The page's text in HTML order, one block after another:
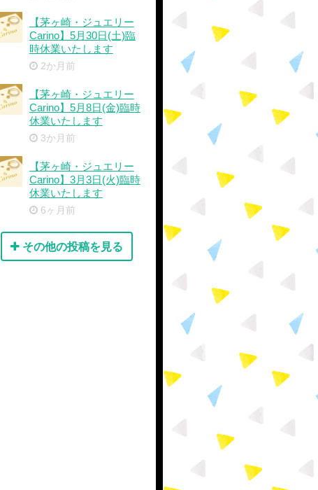
【茅ヶ崎・ジュエリー
Carino】5月30日(土)臨
時休業いたします
2か月前
【茅ヶ崎・ジュエリー
Carino】5月8日(金)臨時
休業いたします
3か月前
【茅ヶ崎・ジュエリー
Carino】3月3日(火)臨時
休業いたします
6ヶ月前
その他の投稿を見る